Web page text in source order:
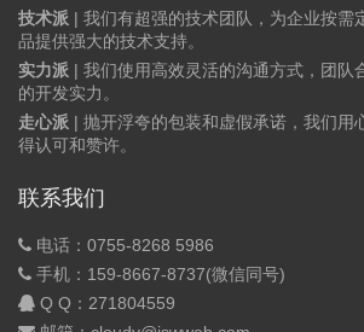
技术派 | 我们有超强的技术团队，为企业按需
品提供强大的技术支持。
实力派 | 我们使用高效灵活的沟通方式，团队
的开发实力。
走心派 | 抛开浮夸的包装和虚假承诺，我们用
得认可和赞许。
联系我们
电话：0755-8268 5986
手机：159-8667-8737(微信同号)
Q Q： 271804559